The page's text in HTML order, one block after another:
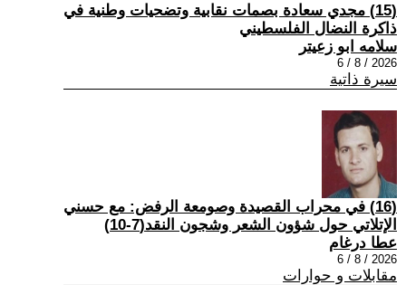
(15) مجدي سعادة بصمات نقابية وتضحيات وطنية في
ذاكرة النضال الفلسطيني
سلامه ابو زعيتر
2026 / 8 / 6
سيرة ذاتية
(16) في محراب القصيدة وصومعة الرفض: مع حسني
الإتلاتي حول شؤون الشعر وشجون النقد(7-10)
عطا درغام
2026 / 8 / 6
مقابلات و حوارات